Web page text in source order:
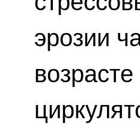
эрозии